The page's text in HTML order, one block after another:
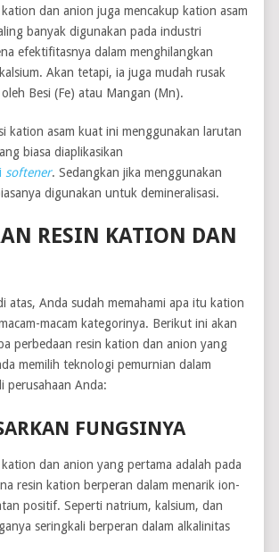
dan anion juga mencakup kation asam
banyak digunakan pada industri
efektifitasnya dalam menghilangkan
Akan tetapi, ia juga mudah rusak
Besi (Fe) atau Mangan (Mn).
kation asam kuat ini menggunakan larutan
biasa diaplikasikan
softener. Sedangkan jika menggunakan
digunakan untuk demineralisasi.
RESIN KATION DAN
atas, Anda sudah memahami apa itu kation
macam kategorinya. Berikut ini akan
perbedaan resin kation dan anion yang
memilih teknologi pemurnian dalam
perusahaan Anda:
FUNGSINYA
dan anion yang pertama adalah pada
resin kation berperan dalam menarik ion-
positif. Seperti natrium, kalsium, dan
seringkali berperan dalam alkalinitas